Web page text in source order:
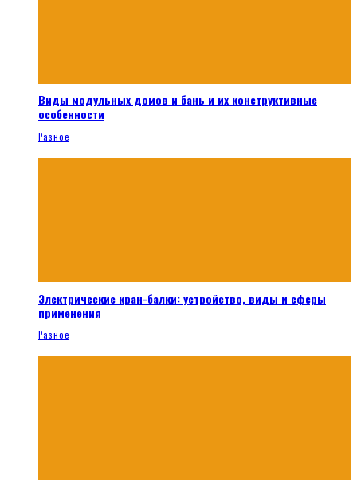
Виды модульных домов и бань и их конструктивные
особенности
Разное
Электрические кран-балки: устройство, виды и сферы
применения
Разное